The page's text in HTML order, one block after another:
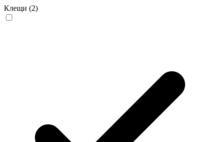
Клещи (2)